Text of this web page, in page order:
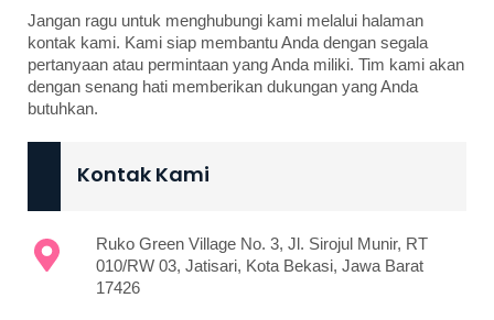
Jangan ragu untuk menghubungi kami melalui halaman
kontak kami. Kami siap membantu Anda dengan segala
pertanyaan atau permintaan yang Anda miliki. Tim kami akan
dengan senang hati memberikan dukungan yang Anda
butuhkan.
Kontak Kami
Ruko Green Village No. 3, Jl. Sirojul Munir, RT
010/RW 03, Jatisari, Kota Bekasi, Jawa Barat
17426